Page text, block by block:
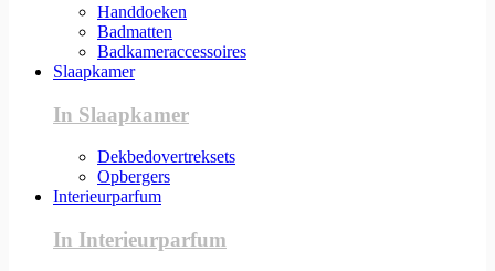
Handdoeken
Badmatten
Badkameraccessoires
Slaapkamer
In Slaapkamer
Dekbedovertreksets
Opbergers
Interieurparfum
In Interieurparfum